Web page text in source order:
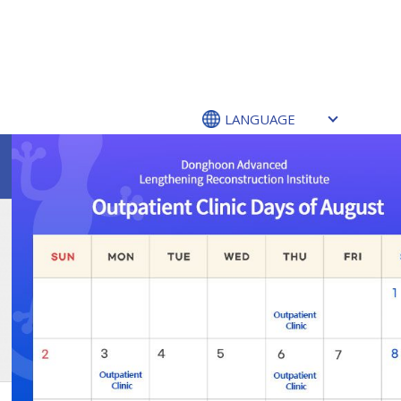
LANGUAGE
ЦЕНТР РЕАБИЛИТАЦИОННОЙ